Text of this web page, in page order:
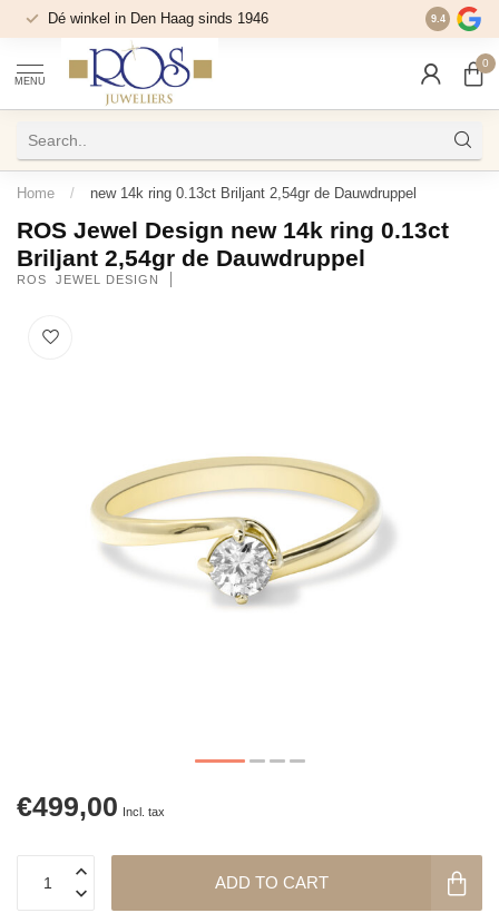
Dé winkel in Den Haag sinds 1946 9.4
MENU
0
Home / new 14k ring 0.13ct Briljant 2,54gr de Dauwdruppel
ROS Jewel Design new 14k ring 0.13ct
Briljant 2,54gr de Dauwdruppel
ROS  JEWEL DESIGN
€499,00 Incl. tax
ADD TO CART